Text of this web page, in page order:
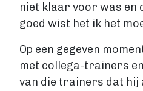
niet klaar voor was en
goed wist het ik het
Op een gegeven
met collega-trainers
van die trainers dat hij